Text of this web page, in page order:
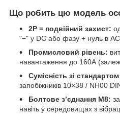
Що робить цю модель
2P = подвійний захист:
"−" у DC або фазу + нуль в AC
Промисловий рівень:
навантаження до 160А
Сумісність зі
запобіжників 10×38 / NH00
Болтове з’єднання M8:
навіть у середовищах з